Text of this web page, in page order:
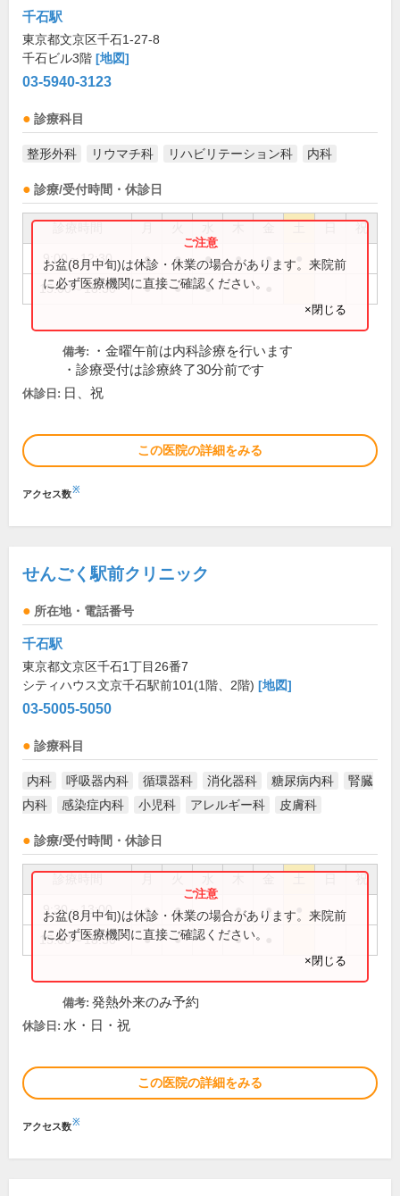
千石駅
東京都文京区千石1-27-8
千石ビル3階 [地図]
03-5940-3123
診療科目
整形外科 リウマチ科 リハビリテーション科 内科
診療/受付時間・休診日
祝
9:00～12:30 ● ● ● ● ●
15:00～18:30 ● ● ●
お盆(8月中旬)は休診・休業の場合があります。来院前
に必ず医療機関に直接ご確認ください。
×閉じる
備考:
・金曜午前は内科診療を行います
・診療受付は診療終了30分前です
休診日: 日、祝
この医院の詳細をみる
アクセス数※
せんごく駅前クリニック
所在地・電話番号
千石駅
東京都文京区千石1丁目26番7
シティハウス文京千石駅前101(1階、2階) [地図]
03-5005-5050
診療科目
内科 呼吸器内科 循環器科 消化器科 糖尿病内科
腎臓
内科
感染症内科 小児科 アレルギー科 皮膚科
診療/受付時間・休診日
祝
9:30～13:00 ● ● ● ●
15:00～18:30 ● ● ●
お盆(8月中旬)は休診・休業の場合があります。来院前
に必ず医療機関に直接ご確認ください。
×閉じる
備考: 発熱外来のみ予約
休診日: 水・日・祝
この医院の詳細をみる
アクセス数※